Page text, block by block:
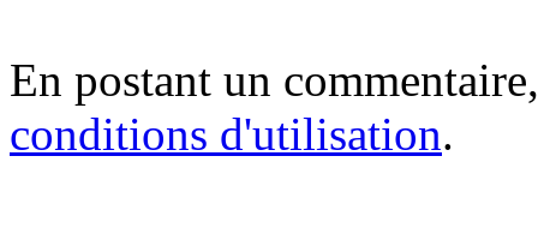
En postant un
conditions d'utilisation.